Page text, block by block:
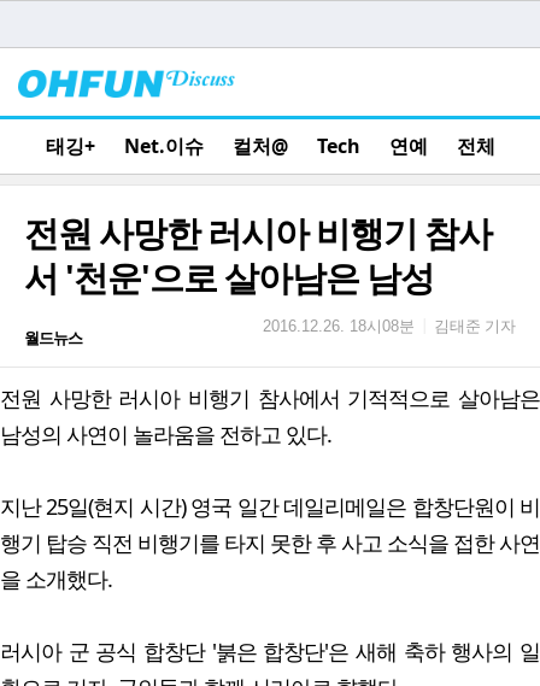
태깅+ Net.이슈 컬처@ Tech 연예 전체
전원 사망한 러시아 비행기 참사
서 '천운'으로 살아남은 남성
월드뉴스
2016.12.26. 18시08분 김태준 기자
전원 사망한 러시아 비행기 참사에서 기적적으로 살아남은
남성의 사연이 놀라움을 전하고 있다.
지난 25일(현지 시간) 영국 일간 데일리메일은 합창단원이 비
행기 탑승 직전 비행기를 타지 못한 후 사고 소식을 접한 사연
을 소개했다.
러시아 군 공식 합창단 '붉은 합창단'은 새해 축하 행사의 일